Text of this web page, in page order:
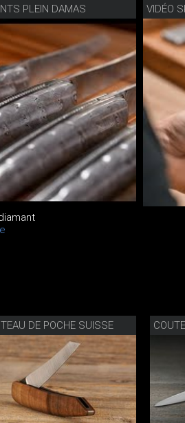
PLEIN DAMAS
DE POCHE SUISSE